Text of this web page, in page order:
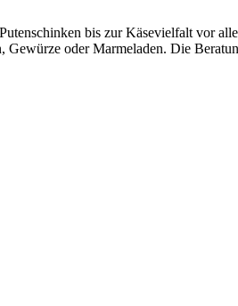
bis zur Käsevielfalt vor
oder Marmeladen. Die